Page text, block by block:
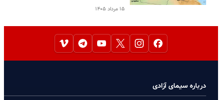
۱۵ مرداد ۱۴۰۵
درباره سیمای آزادی